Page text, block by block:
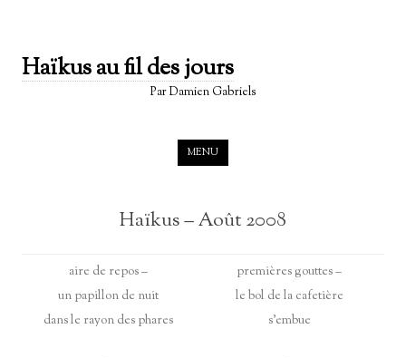
Haïkus au fil des jours
Par Damien Gabriels
MENU
Haïkus – Août 2008
aire de repos –
un papillon de nuit
dans le rayon des phares
premières gouttes –
le bol de la cafetière
s’embue